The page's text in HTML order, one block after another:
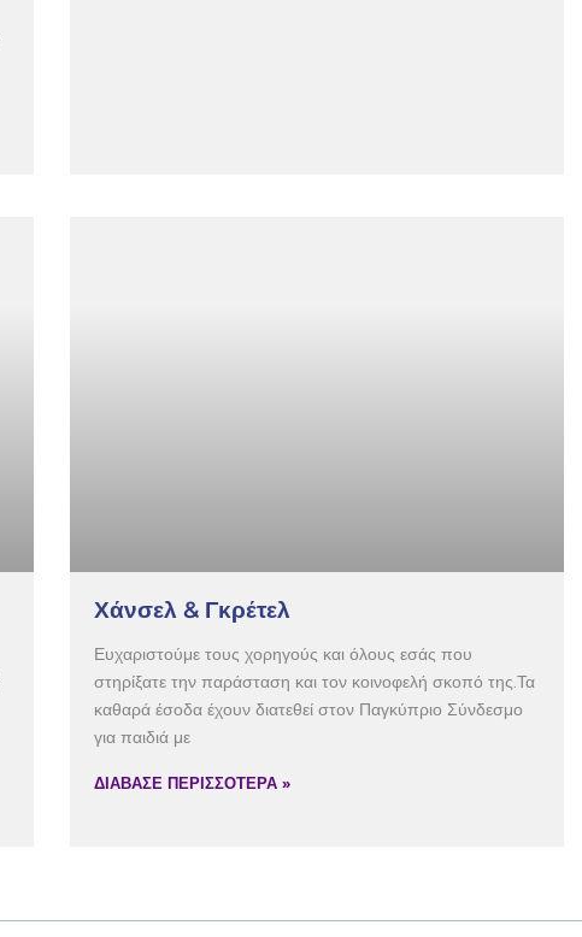
Χάνσελ & Γκρέτελ
Ευχαριστούμε τους χορηγούς και όλους εσάς που
στηρίξατε την παράσταση και τον κοινοφελή σκοπό της.Τα
καθαρά έσοδα έχουν διατεθεί στον Παγκύπριο Σύνδεσμο
για παιδιά με
ΔΙΑΒΑΣΕ ΠΕΡΙΣΣΟΤΕΡΑ »